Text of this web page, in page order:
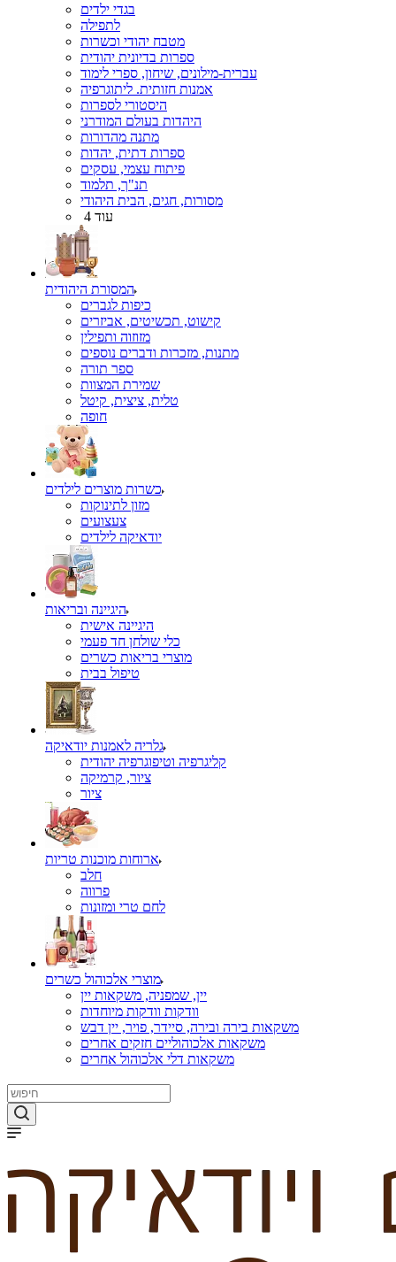
בגדי ילדים
לתפילה
מטבח יהודי וכשרות
ספרות בדיונית יהודית
עברית-מילונים, שיחון, ספרי לימוד
אמנות חזותית. ליתוגרפיה
היסטורי לספרות
היהדות בעולם המודרני
מתנה מהדורות
ספרות דתית, יהדות
פיתוח עצמי, עסקים
תנ"ך, תלמוד
מסורות, חגים, הבית היהודי
עוד 4
המסורת היהודית
כיפות לגברים
קישוט, תכשיטים, אביזרים
מזוזוה ותפילין
מתנות, מזכרות ודברים נוספים
ספר תורה
שמירת המצוות
טלית, ציצית, קיטל
כשרות מוצרים לילדים
מזון לתינוקות
צעצועים
יודאיקה לילדים
היגיינה ובריאות
היגיינה אישית
כלי שולחן חד פעמי
מוצרי בריאות כשרים
טיפול בבית
גלריה לאמנות יודאיקה
קליגרפיה וטיפוגרפיה יהודית
ציור, קרמיקה
ציור
ארוחות מוכנות טריות
חלב
פרווה
לחם טרי ומזונות
מוצרי אלכוהול כשרים
יין, שמפניה, משקאות יין
וודקות וודקות מיוחדות
משקאות בירה ובירה, סיידר, פויר, יין דבש
משקאות אלכוהוליים חזקים אחרים
משקאות דלי אלכוהול אחרים